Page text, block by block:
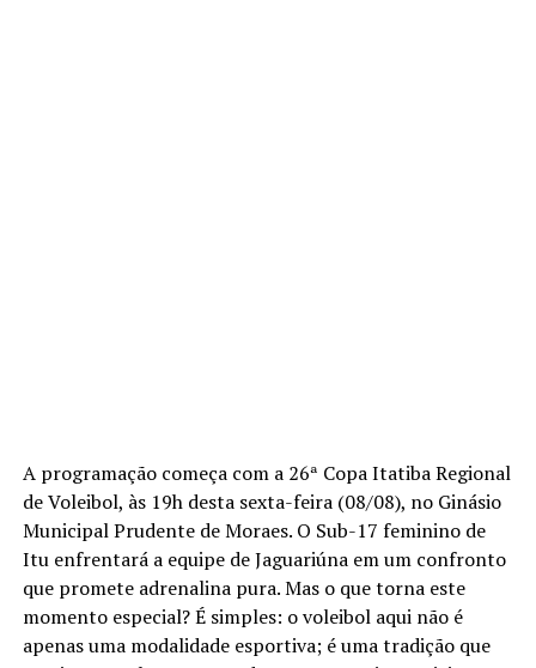
A programação começa com a 26ª Copa Itatiba Regional
de Voleibol, às 19h desta sexta-feira (08/08), no Ginásio
Municipal Prudente de Moraes. O Sub-17 feminino de
Itu enfrentará a equipe de Jaguariúna em um confronto
que promete adrenalina pura. Mas o que torna este
momento especial? É simples: o voleibol aqui não é
apenas uma modalidade esportiva; é uma tradição que